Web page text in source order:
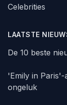
Celebrities
LAATSTE
De 10 beste
'Emily in
ongeluk